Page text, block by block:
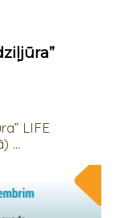
LIFE
...